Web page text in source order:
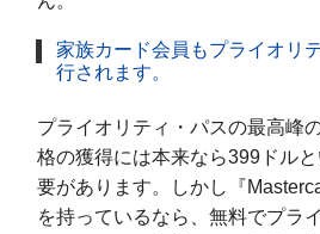
家族カード会員もプライオリ
行されます。
プライオリティ・パスの最高峰
格の獲得には本来なら399ドル
要があります。しかし『
を持っているなら、無料でプラ